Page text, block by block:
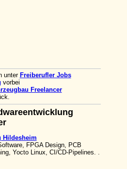
unter Freiberufler Jobs
vorbei
Freelancer
Hildesheim
FPGA Design, PCB
Yocto Linux, CI/CD-Pipelines. .